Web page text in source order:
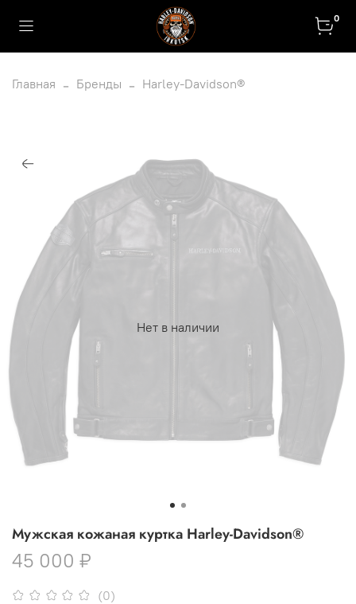
0
Главная Бренды Harley-Davidson®
Нет в наличии
(0)
Мужская кожаная куртка Harley-Davidson®
45 000 ₽